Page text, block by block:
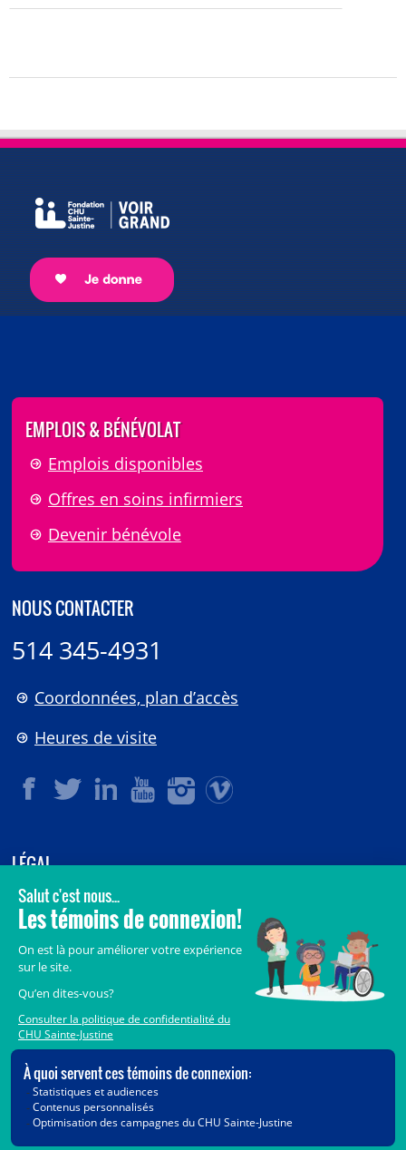
EMPLOIS & BÉNÉVOLAT
Emplois disponibles
Offres en soins infirmiers
Devenir bénévole
NOUS CONTACTER
514 345-4931
Coordonnées, plan d’accès
Heures de visite
LÉGAL
© 2006-2026CHU Sainte-Justine.
Tous droits réservés.
Crédits
Accès aux documents des organismes publics